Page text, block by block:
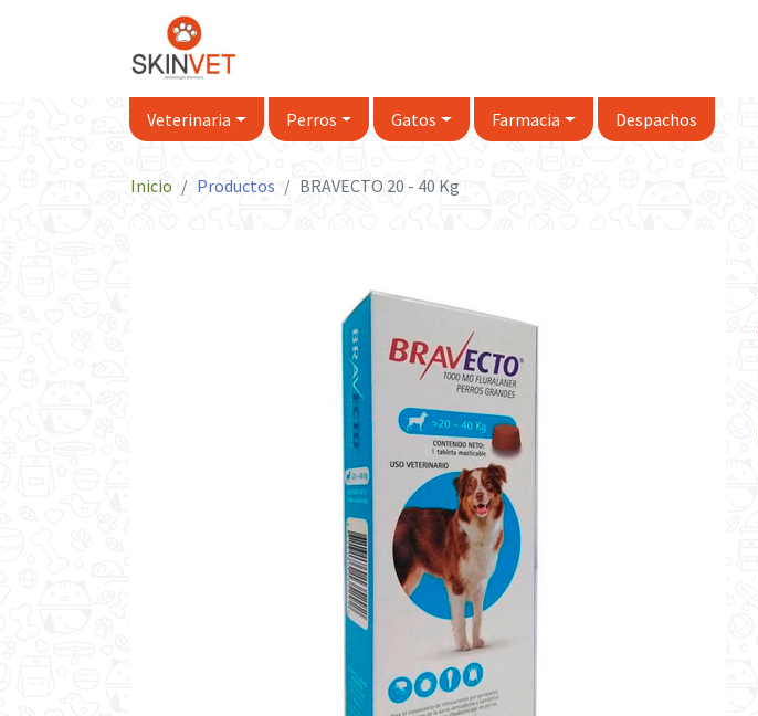
Veterinaria Perros Gatos Farmacia Despachos
Inicio Productos BRAVECTO 20 - 40 Kg